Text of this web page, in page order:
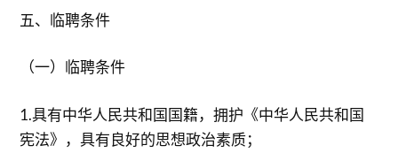
五、临聘条件
（一）临聘条件
1.具有中华人民共和国国籍，拥护《中华人民共和国
宪法》，具有良好的思想政治素质；